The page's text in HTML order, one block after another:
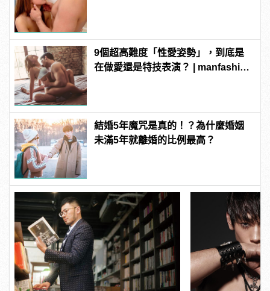
9個超高難度「性愛姿勢」，到底是
在做愛還是特技表演？ | manfashion
結婚5年魔咒是真的！？為什麼婚姻
未滿5年就離婚的比例最高？